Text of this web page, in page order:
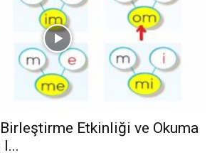
Etkinliği ve Okuma
l...